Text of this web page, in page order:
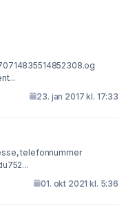
23. jan 2017 kl. 17:33
telefonnummer
01. okt 2021 kl. 5:36